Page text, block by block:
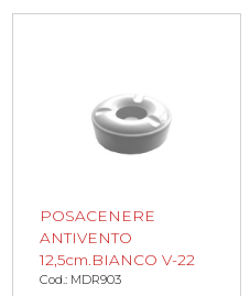
POSACENERE
ANTIVENTO
12,5cm.BIANCO V-22
Cod.: MDR903